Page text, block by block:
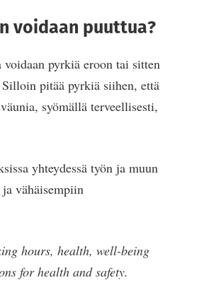
voidaan puuttua?
pyrkiä eroon tai sitten
pitää pyrkiä siihen, että
syömällä terveellisesti,
yhteydessä työn ja muun
ja vähäisempiin
hours, health, well-being
for health and safety.